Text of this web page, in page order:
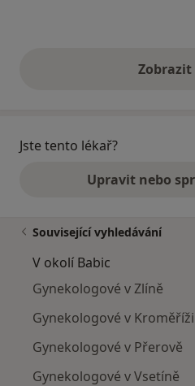
Zobrazit
Jste tento lékař?
Upravit nebo
Související vyhledávání
V okolí Babic
Gynekologové v Zlíně
Gynekologové v Kroměříži
Gynekologové v Přerově
Gynekologové v Vsetíně